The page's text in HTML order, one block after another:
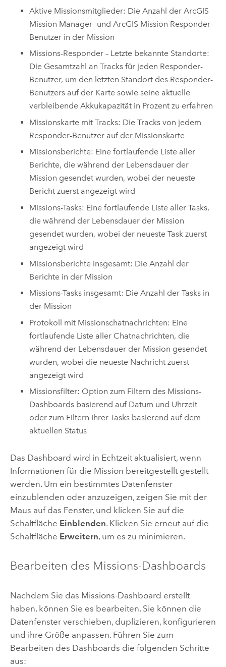
Aktive Missionsmitglieder: Die Anzahl derArcGIS
Mission Manager- undArcGIS Mission Responder-
Benutzer in der Mission
Missions-Responder – Letzte bekannte Standorte:
Die Gesamtzahl an Tracks für jeden Responder-
Benutzer, um den letzten Standort des Responder-
Benutzers auf der Karte sowie seine aktuelle
verbleibende Akkukapazität in Prozent zu erfahren
Missionskarte mit Tracks: Die Tracks von jedem
Responder-Benutzer auf der Missionskarte
Missionsberichte: Eine fortlaufende Liste aller
Berichte, die während der Lebensdauer der
Mission gesendet wurden, wobei der neueste
Bericht zuerst angezeigt wird
Missions-Tasks: Eine fortlaufende Liste aller Tasks,
die während der Lebensdauer der Mission
gesendet wurden, wobei der neueste Task zuerst
angezeigt wird
Missionsberichte insgesamt: Die Anzahl der
Berichte in der Mission
Missions-Tasks insgesamt: Die Anzahl der Tasks in
der Mission
Protokoll mit Missionschatnachrichten: Eine
fortlaufende Liste aller Chatnachrichten, die
während der Lebensdauer der Mission gesendet
wurden, wobei die neueste Nachricht zuerst
angezeigt wird
Missionsfilter: Option zum Filtern des Missions-
Dashboards basierend auf Datum und Uhrzeit
oder zum Filtern Ihrer Tasks basierend auf dem
aktuellen Status
Das Dashboard wird in Echtzeit aktualisiert, wenn
Informationen für die Mission bereitgestellt gestellt
werden. Um ein bestimmtes Datenfenster
einzublenden oder anzuzeigen, zeigen Sie mit der
Maus auf das Fenster, und klicken Sie auf die
Schaltfläche Einblenden. Klicken Sie erneut auf die
Schaltfläche Erweitern, um es zu minimieren.
Bearbeiten des Missions-Dashboards
Nachdem Sie das Missions-Dashboard erstellt
haben, können Sie es bearbeiten. Sie können die
Datenfenster verschieben, duplizieren, konfigurieren
und ihre Größe anpassen. Führen Sie zum
Bearbeiten des Dashboards die folgenden Schritte
aus: